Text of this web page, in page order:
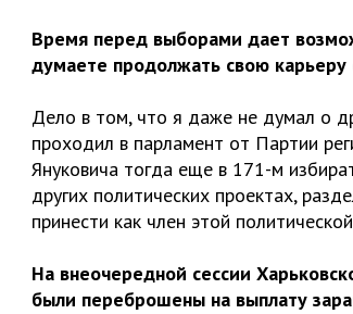
Время перед выборами дает
думаете продолжать свою карьеру
Дело в том, что я даже не думал о
проходил в парламент от Партии
Януковича тогда еще в 171-м
других политических проектах,
принести как член этой
На внеочередной сессии
были переброшены на выплату